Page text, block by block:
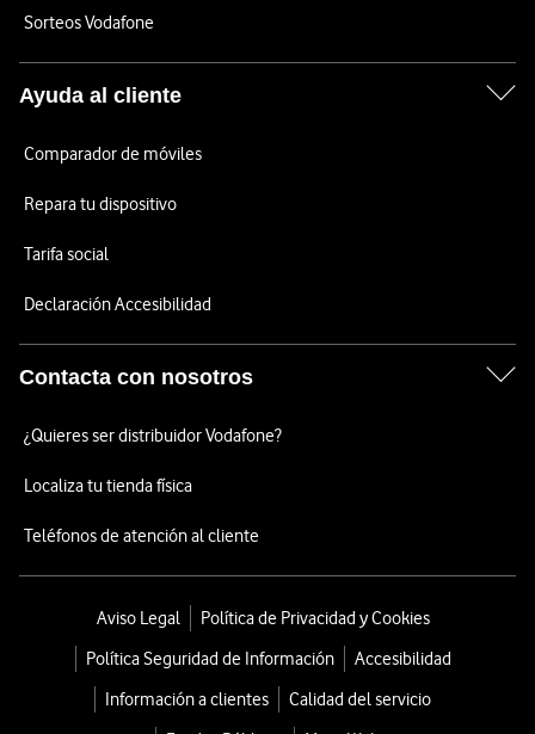
Sorteos Vodafone
Ayuda al cliente
Comparador de móviles
Repara tu dispositivo
Tarifa social
Declaración Accesibilidad
Contacta con nosotros
¿Quieres ser distribuidor Vodafone?
Localiza tu tienda física
Teléfonos de atención al cliente
Aviso Legal
Política de Privacidad y Cookies
Política Seguridad de Información
Accesibilidad
Información a clientes
Calidad del servicio